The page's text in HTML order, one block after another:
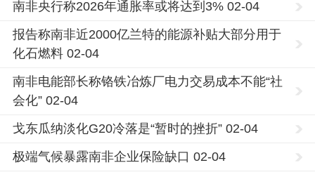
南非央行称2026年通胀率或将达到3% 02-04
报告称南非近2000亿兰特的能源补贴大部分用于
化石燃料 02-04
南非电能部长称铬铁冶炼厂电力交易成本不能“社
会化” 02-04
戈东瓜纳淡化G20冷落是“暂时的挫折” 02-04
极端气候暴露南非企业保险缺口 02-04